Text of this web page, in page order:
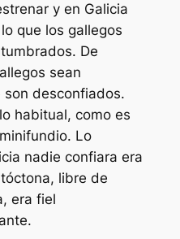
y en Galicia
que los gallegos
De
sean
son desconfiados.
habitual, como es
Lo
nadie confiara era
libre de
era fiel